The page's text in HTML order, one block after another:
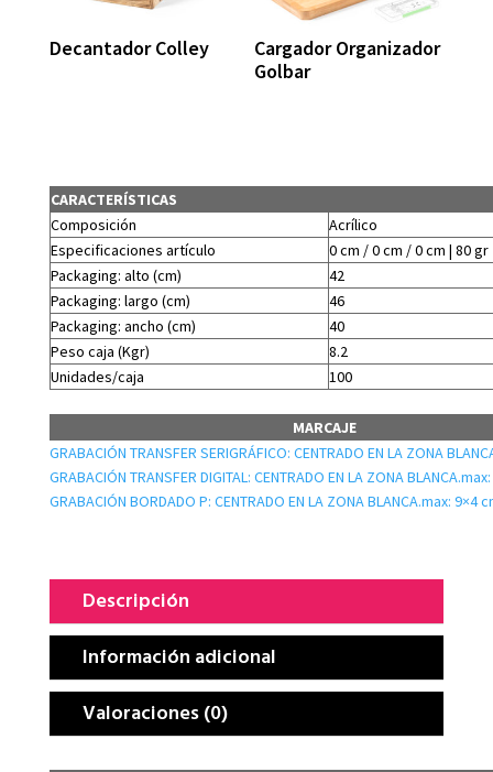
Decantador Colley
Cargador Organizador
Golbar
CARACTERÍSTICAS
Composición
Acrílico
Especificaciones artículo
0 cm / 0 cm / 0 cm | 80 gr
Packaging: alto (cm)
42
Packaging: largo (cm)
46
Packaging: ancho (cm)
40
Peso caja (Kgr)
8.2
Unidades/caja
100
MARCAJE
GRABACIÓN TRANSFER SERIGRÁFICO: CENTRADO EN LA ZONA
GRABACIÓN TRANSFER DIGITAL: CENTRADO EN LA ZONA
GRABACIÓN BORDADO P: CENTRADO EN LA ZONA BLANCA.max: 9×4
Descripción
Información adicional
Valoraciones (0)